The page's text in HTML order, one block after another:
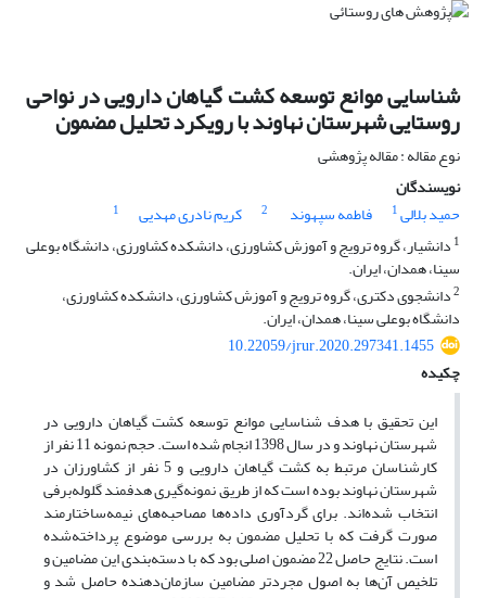
شناسایی موانع توسعه کشت گیاهان دارویی در نواحی
روستایی شهرستان نهاوند با رویکرد تحلیل مضمون
نوع مقاله : مقاله پژوهشی
نویسندگان
حمید بلالی1 فاطمه سپهوند 2 کریم نادری مهدیی
1
1 دانشیار، گروه ترویج و آموزش کشاورزی، دانشکده کشاورزی، دانشگاه بوعلی
سینا، همدان، ایران.
2دانشجوی دکتری، گروه ترویج و آموزش کشاورزی، دانشکده کشاورزی،
دانشگاه بوعلی سینا، همدان، ایران.
10.22059/jrur.2020.297341.1455
چکیده
این تحقیق با هدف شناسایی موانع توسعه کشت گیاهان دارویی در
شهرستان نهاوند و در سال 1398 انجام شده است. حجم نمونه 11 نفر از
کارشناسان مرتبط به کشت گیاهان دارویی و 5 نفر از کشاورزان در
شهرستان نهاوند بوده است که از طریق نمونه‌گیری هدفمند گلوله‌برفی
انتخاب شده‌اند. برای گردآوری داده‌ها مصاحبه‌های نیمه‌ساختارمند
صورت گرفت که با تحلیل مضمون به بررسی موضوع پرداخته‌شده
است. نتایج حاصل 22 مضمون اصلی بود که با دسته‌بندی این مضامین و
تلخیص آن‌ها به اصول مجردتر مضامین سازمان‌دهنده حاصل شد و